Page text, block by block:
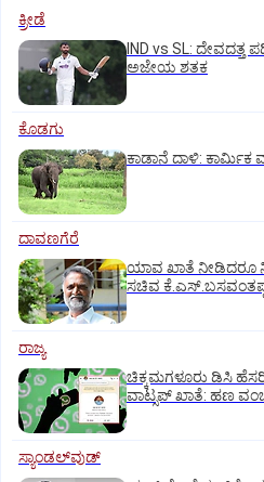
ಕ್ರೀಡೆ
IND vs SL: ದೇವದತ್ತ
ಅಜೇಯ ಶತಕ
ಕೊಡಗು
ಕಾಡಾನೆ ದಾಳಿ: ಕಾರ್ಮಿಕ
ದಾವಣಗೆರೆ
ಯಾವ ಖಾತೆ ನೀಡಿದರೂ
ಸಚಿವ
ರಾಜ್ಯ
ಚಿಕ್ಕಮಗಳೂರು ಡಿಸಿ
ವಾಟ್ಸಪ್ ಖಾತೆ: ಹಣ
ಸ್ಯಾಂಡಲ್‌ವುಡ್‌